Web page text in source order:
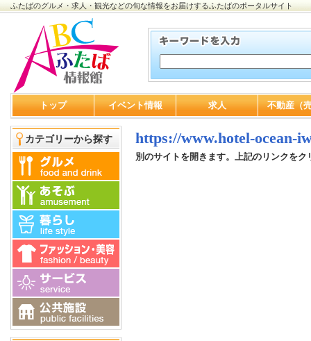
ふたばのグルメ・求人・観光などの旬な情報をお届けするふたばのポータルサイト
トップ イベント情報 求人 不動産（
カテゴリーから探す https://www.hotel-ocean-
別のサイトを開きます。上記のリンクをク